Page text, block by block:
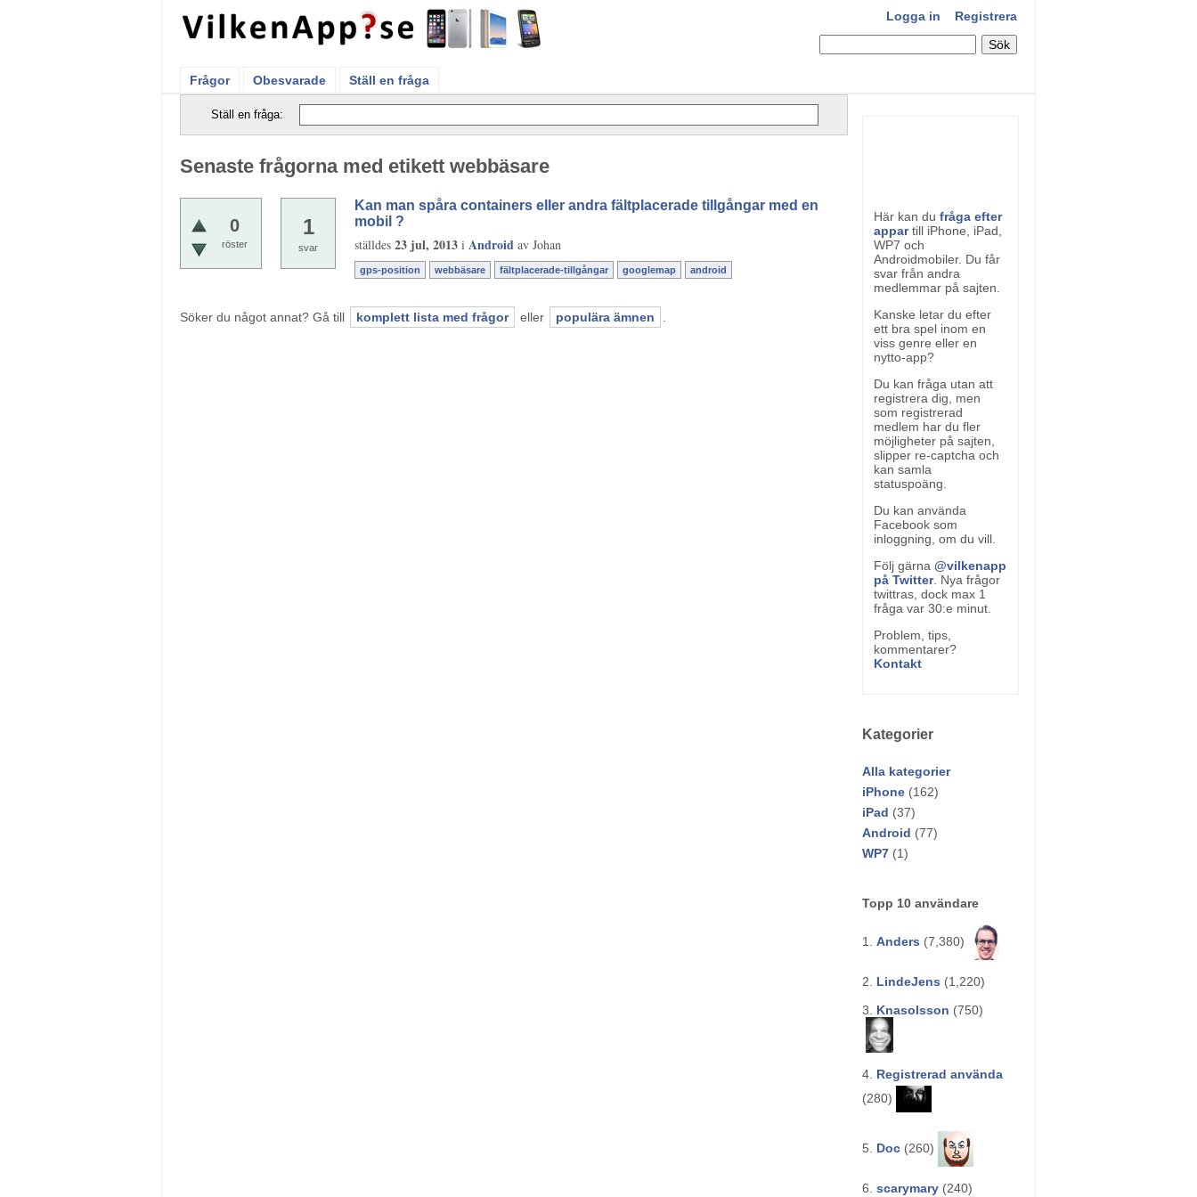
Logga in Registrera
Frågor Obesvarade Ställ en fråga
Här kan du fråga efter
appartill iPhone, iPad,
WP7 och
Androidmobiler. Du får
svar från andra
medlemmar på sajten.
Kanske letar du efter
ett bra spel inom en
viss genre eller en
nytto-app?
Du kan fråga utan att
registrera dig, men
som registrerad
medlem har du fler
möjligheter på sajten,
slipper re-captcha och
kan samla
statuspoäng.
Du kan använda
Facebook som
inloggning, om du vill.
Följ gärna @vilkenapp
på Twitter. Nya frågor
twittras, dock max 1
fråga var 30:e minut.
Problem, tips,
kommentarer?
Kontakt
Kategorier
Alla kategorier
iPhone (162)
iPad (37)
Android (77)
WP7 (1)
Topp 10 användare
1. Anders (7,380)
2. LindeJens (1,220)
3. Knasolsson (750)
4. Registrerad använda
(280)
5. Doc (260)
6. scarymary (240)
Ställ en fråga:
Senaste frågorna med etikett webbäsare
0
röster
1
svar
Kan man spåra containers eller andra fältplacerade tillgångar med en
mobil ?
ställdes 23 jul, 2013 i Android av Johan
gps-position webbäsare fältplacerade-tillgångar googlemap android
Söker du något annat? Gå till komplett lista med frågor eller populära ämnen